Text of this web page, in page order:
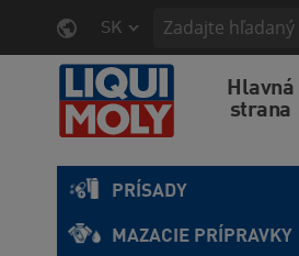
SK
Hlavná
strana
PRÍSADY
MAZACIE PRÍPRAVKY